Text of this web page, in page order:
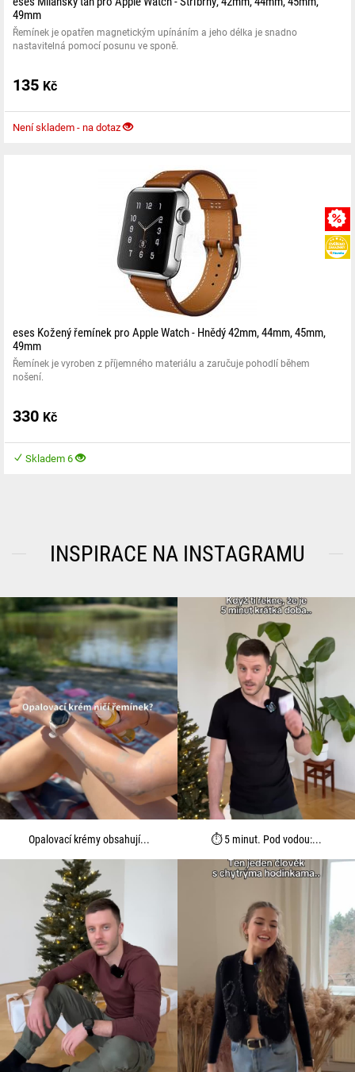
49mm
Řemínek je opatřen magnetickým upínáním a jeho délka je snadno
nastavitelná pomocí posunu ve sponě.
135 Kč
Není skladem - na dotaz
eses Kožený řemínek pro Apple Watch - Hnědý 42mm, 44mm, 45mm,
49mm
Řemínek je vyroben z příjemného materiálu a zaručuje pohodlí během
nošení.
330 Kč
Skladem 6
INSPIRACE NA INSTAGRAMU
Opalovací krémy obsahují... ⏱️ 5 minut. Pod vodou:...